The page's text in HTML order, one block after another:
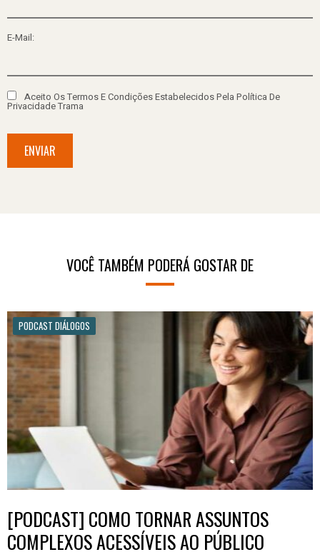
E-Mail:
Aceito Os Termos E Condições Estabelecidos Pela Política De
Privacidade Trama
ENVIAR
VOCÊ TAMBÉM PODERÁ GOSTAR DE
PODCAST DIÁLOGOS
[PODCAST] COMO TORNAR ASSUNTOS
COMPLEXOS ACESSÍVEIS AO PÚBLICO